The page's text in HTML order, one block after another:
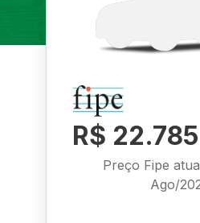
R$ 22.785
Preço Fipe
Ago/